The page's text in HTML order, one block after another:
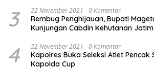
3 22 November 2021 0 Komentar
Rembug Penghijauan, Bupati
Kunjungan Cabdin Kehutanan Jatim
4 22 November 2021 0 Komentar
Kapolres Buka Seleksi Atlet Pencak
Kapolda Cup